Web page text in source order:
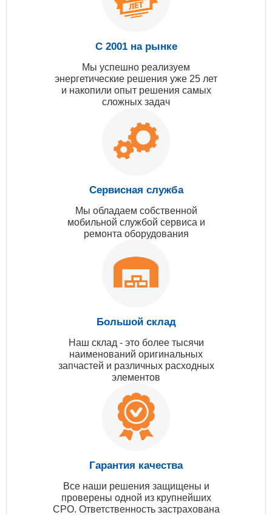
С 2001 на рынке
Мы успешно реализуем
энергетические решения уже 25 лет
и накопили опыт решения самых
сложных задач
Сервисная служба
Мы обладаем собственной
мобильной службой сервиса и
ремонта оборудования
Большой склад
Наш склад - это более тысячи
наименований оригинальных
запчастей и различных расходных
элементов
Гарантия качества
Все наши решения защищены и
проверены одной из крупнейших
СРО. Ответственность застрахована